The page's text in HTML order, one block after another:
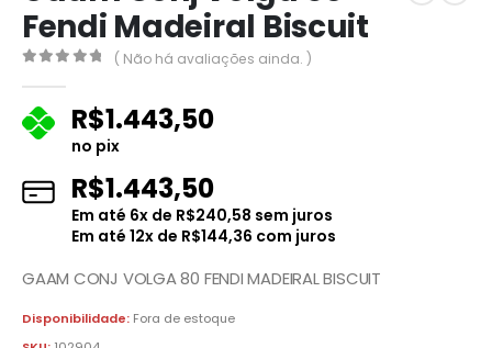
Fendi Madeiral Biscuit
( Não há avaliações ainda. )
R$1.443,50
no pix
R$1.443,50
Em até 6x de R$240,58 sem juros
Em até 12x de R$144,36 com juros
GAAM CONJ VOLGA 80 FENDI MADEIRAL BISCUIT
Disponibilidade: Fora de estoque